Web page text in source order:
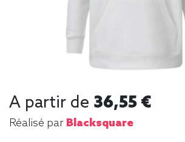
A partir de 36,55 €
Réalisé par Blacksquare